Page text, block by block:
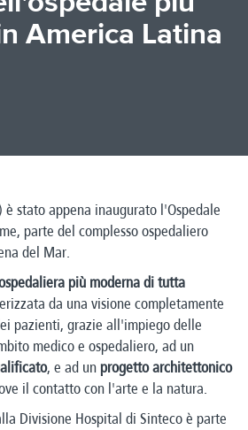
America Latina
è stato appena inaugurato l'Ospedale
parte del complesso ospedaliero
del Mar.
più moderna di tutta
da una visione completamente
pazienti, grazie all'impiego delle
medico e ospedaliero, ad un
, e ad un progetto architettonico
il contatto con l'arte e la natura.
Divisione Hospital di Sinteco è parte